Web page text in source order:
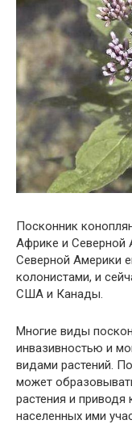
Посконник
Африке и Северной
Северной Америки
колонистами, и
США и Канады.
Многие виды
инвазивностью и
видами растений.
может
растения и
населенных ими